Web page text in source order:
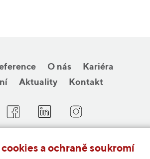
O nás
Kariéra
Aktuality Kontakt
cookies a ochraně soukromí